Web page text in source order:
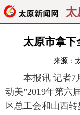
太
首页
纵横
太原市拿下
来源：
本报讯 记者7月
动美”2019年第六
区总工会和山西